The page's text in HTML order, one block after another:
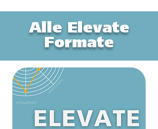
Alle Elevate
Formate